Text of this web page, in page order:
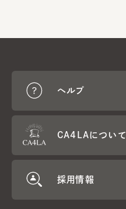
ヘルプ
CA4LAについて
採用情報